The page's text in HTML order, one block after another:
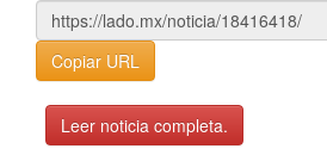
Copiar URL
Leer noticia completa.